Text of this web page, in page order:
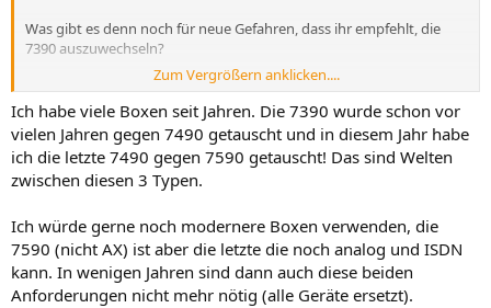
Was gibt es denn noch für neue Gefahren, dass ihr empfehlt, die
7390 auszuwechseln?
Also bitte konkret, nicht "ist veraltet"
Danke und Gruß
gkhar2
Zum Vergrößern anklicken....
Ich habe viele Boxen seit Jahren. Die 7390 wurde schon vor
vielen Jahren gegen 7490 getauscht und in diesem Jahr habe
ich die letzte 7490 gegen 7590 getauscht! Das sind Welten
zwischen diesen 3 Typen.
Ich würde gerne noch modernere Boxen verwenden, die
7590 (nicht AX) ist aber die letzte die noch analog und ISDN
kann. In wenigen Jahren sind dann auch diese beiden
Anforderungen nicht mehr nötig (alle Geräte ersetzt).